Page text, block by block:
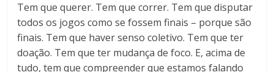
Tem que querer. Tem que correr. Tem que disputar
todos os jogos como se fossem finais – porque são
finais. Tem que haver senso coletivo. Tem que ter
doação. Tem que ter mudança de foco. E, acima de
tudo, tem que compreender que estamos falando